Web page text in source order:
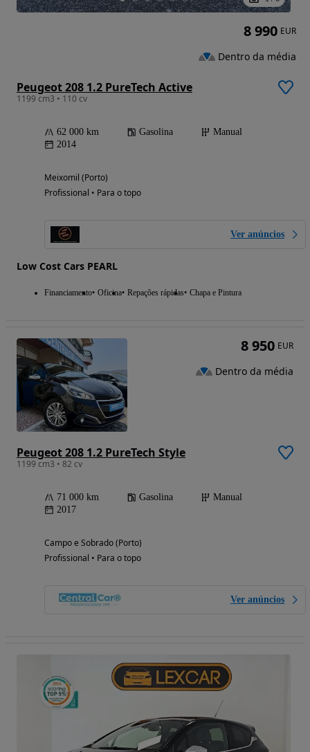
Peugeot 208 1.2 PureTech Active
1199 cm3 • 110 cv
62 000 km Gasolina
Manual
2014
Meixomil (Porto)
Profissional • Para o topo
Ver anúncios
Low Cost Cars PEARL
Financiamento Oficina Repações rápidas Chapa e Pintura
8 990 EUR
Dentro da média
Peugeot 208 1.2 PureTech Style
1199 cm3 • 82 cv
71 000 km Gasolina
Manual
2017
Campo e Sobrado (Porto)
Profissional • Para o topo
Ver anúncios
8 950 EUR
Dentro da média